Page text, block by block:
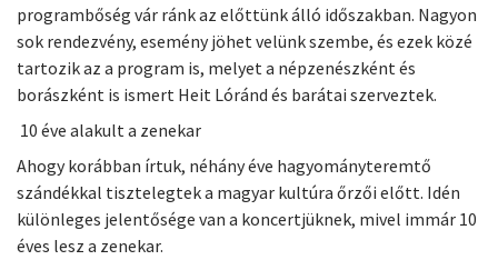
programbőség vár ránk az előttünk álló időszakban. Nagyon
sok rendezvény, esemény jöhet velünk szembe, és ezek közé
tartozik az a program is, melyet a népzenészként és
borászként is ismert Heit Lóránd és barátai szerveztek.
10 éve alakult a zenekar
Ahogy korábban írtuk, néhány éve hagyományteremtő
szándékkal tisztelegtek a magyar kultúra őrzői előtt. Idén
különleges jelentősége van a koncertjüknek, mivel immár 10
éves lesz a zenekar.